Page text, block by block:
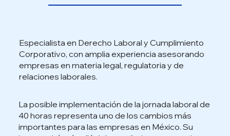
Especialista en Derecho Laboral y Cumplimiento
Corporativo, con amplia experiencia asesorando
empresas en materia legal, regulatoria y de
relaciones laborales.
La posible implementación de la jornada laboral de
40 horas representa uno de los cambios más
importantes para las empresas en México. Su